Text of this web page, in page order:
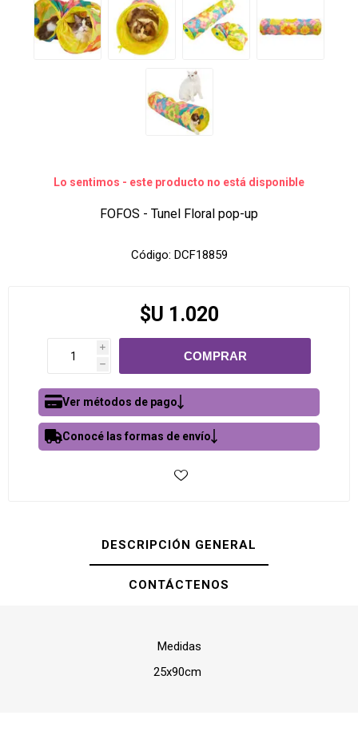
Lo sentimos - este producto no está disponible
FOFOS - Tunel Floral pop-up
Código: DCF18859
$U 1.020
i
h
Ver métodos de pago
Conocé las formas de envío
DESCRIPCIÓN GENERAL
CONTÁCTENOS
Medidas
25x90cm